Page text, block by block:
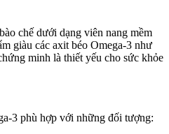
chế dưới dạng viên nang mềm
giàu các axit béo Omega-3 như
minh là thiết yếu cho sức khỏe
3 phù hợp với những đối tượng: